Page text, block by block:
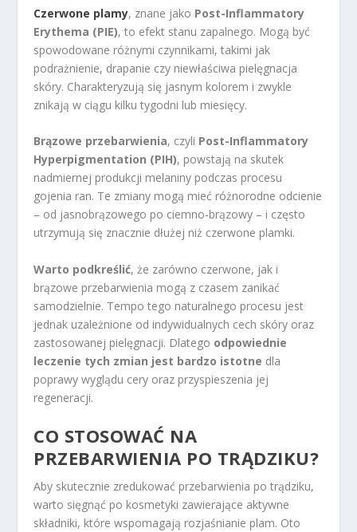
Czerwone plamy, znane jako Post-Inflammatory
Erythema (PIE), to efekt stanu zapalnego. Mogą być
spowodowane różnymi czynnikami, takimi jak
podrażnienie, drapanie czy niewłaściwa pielęgnacja
skóry. Charakteryzują się jasnym kolorem i zwykle
znikają w ciągu kilku tygodni lub miesięcy.
Brązowe przebarwienia, czyli Post-Inflammatory
Hyperpigmentation (PIH), powstają na skutek
nadmiernej produkcji melaniny podczas procesu
gojenia ran. Te zmiany mogą mieć różnorodne odcienie
– od jasnobrązowego po ciemno-brązowy – i często
utrzymują się znacznie dłużej niż czerwone plamki.
Warto podkreślić, że zarówno czerwone, jak i
brązowe przebarwienia mogą z czasem zanikać
samodzielnie. Tempo tego naturalnego procesu jest
jednak uzależnione od indywidualnych cech skóry oraz
zastosowanej pielęgnacji. Dlatego odpowiednie
leczenie tych zmian jest bardzo istotne dla
poprawy wyglądu cery oraz przyspieszenia jej
regeneracji.
CO STOSOWAĆ NA
PRZEBARWIENIA PO TRĄDZIKU?
Aby skutecznie zredukować przebarwienia po trądziku,
warto sięgnąć po kosmetyki zawierające aktywne
składniki, które wspomagają rozjaśnianie plam. Oto